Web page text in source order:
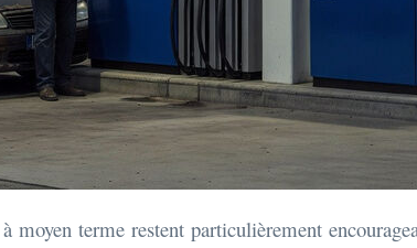
moyen terme restent particulièrement